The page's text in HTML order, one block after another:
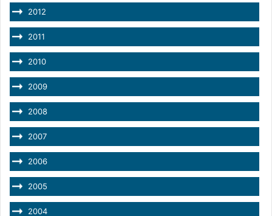
2012
2011
2010
2009
2008
2007
2006
2005
2004